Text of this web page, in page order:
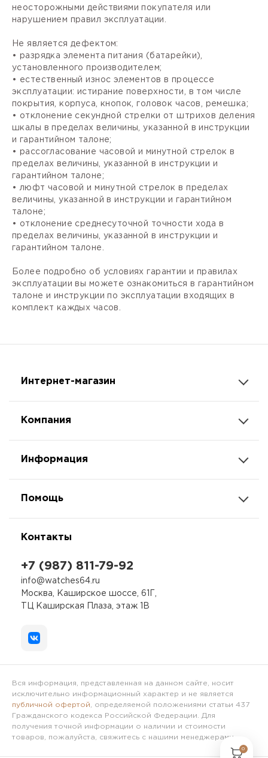
неосторожными действиями покупателя или
нарушением правил эксплуатации.
Не является дефектом:
• разрядка элемента питания (батарейки),
установленного производителем;
• естественный износ элементов в процессе
эксплуатации: истирание поверхности, в том числе
покрытия, корпуса, кнопок, головок часов, ремешка;
• отклонение секундной стрелки от штрихов деления
шкалы в пределах величины, указанной в инструкции
и гарантийном талоне;
• рассогласование часовой и минутной стрелок в
пределах величины, указанной в инструкции и
гарантийном талоне;
• люфт часовой и минутной стрелок в пределах
величины, указанной в инструкции и гарантийном
талоне;
• отклонение среднесуточной точности хода в
пределах величины, указанной в инструкции и
гарантийном талоне.
Более подробно об условиях гарантии и правилах
эксплуатации вы можете ознакомиться в гарантийном
талоне и инструкции по эксплуатации входящих в
комплект каждых часов.
Интернет-магазин
Компания
Информация
Помощь
Контакты
+7 (987) 811-79-92
info@watches64.ru
Москва, Каширское шоссе, 61Г,
ТЦ Каширская Плаза, этаж 1В
Вся информация, представленная на данном сайте, носит
исключительно информационный характер и не является
публичной офертой , определяемой положениями статьи 437
Гражданского кодекса Российской Федерации. Для
получения точной информации о наличии и стоимости
товаров, пожалуйста, свяжитесь с нашими менеджерами.
0